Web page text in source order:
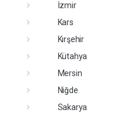
İzmir
Kars
Kırşehir
Kütahya
Mersin
Niğde
Sakarya